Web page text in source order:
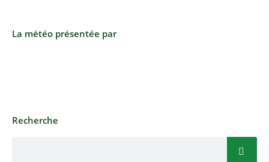
La météo présentée par
Recherche